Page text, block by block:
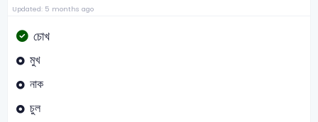
Updated: 5 months ago
চোখ
মুখ
নাক
চুল